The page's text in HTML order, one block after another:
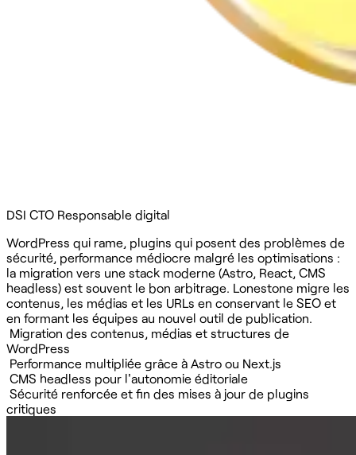
DSI CTO Responsable digital
WordPress qui rame, plugins qui posent des problèmes de
sécurité, performance médiocre malgré les optimisations :
la migration vers une stack moderne (Astro, React, CMS
headless) est souvent le bon arbitrage. Lonestone migre les
contenus, les médias et les URLs en conservant le SEO et
en formant les équipes au nouvel outil de publication.
Migration des contenus, médias et structures de
WordPress
Performance multipliée grâce à Astro ou Next.js
CMS headless pour l'autonomie éditoriale
Sécurité renforcée et fin des mises à jour de plugins
critiques